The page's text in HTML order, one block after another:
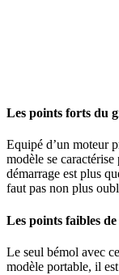
Les points forts du
Equipé d’un moteur
modèle se
démarrage est plus
faut pas non plus
Les points faibles
Le seul bémol avec
modèle portable, il